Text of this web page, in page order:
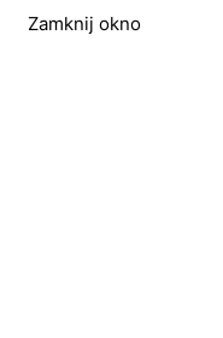
Zamknij okno